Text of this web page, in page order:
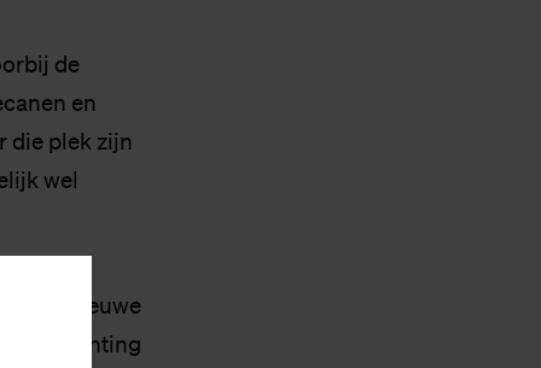
de
en
die plek zijn
wel
“Een nieuwe
als inrichting